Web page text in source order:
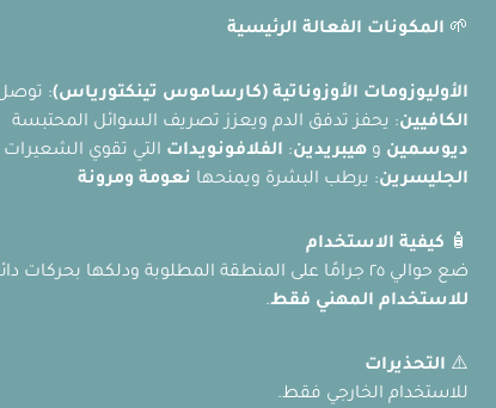
🌱 المكونات الفعالة الرئيسية
الأوليوزومات الأوزوناتية (كارساموس تينكتورياس): توصل
الكافيين: يحفز تدفق الدم ويعزز تصريف السوائل المحتبسة
ديوسمين و هيبريدين: الفلافونويدات التي تقوي الشعيرات
الجليسرين: يرطب البشرة ويمنحها نعومة ومرونة
🧴 كيفية الاستخدام
ضع حوالي ٢٥ جرامًا على المنطقة المطلوبة ودلكها بحركات دائرية وصاعدة حتى يتم امتصاصها بالكامل.
للاستخدام المهني فقط.
⚠️ التحذيرات
للاستخدام الخارجي فقط.